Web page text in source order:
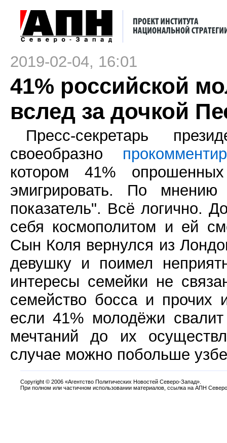
2019-02-04, 16:01
41% российской
вслед за дочкой
Пресс-секретарь
своеобразно
котором 41%
эмигрировать. По
показатель". Всё логично.
себя космополитом и ей
Сын Коля вернулся из
девушку и поимел
интересы семейки не
семейство босса и
если 41% молодёжи
мечтаний до их
случае можно побольше
Copyright © 2006 «Агентство Политических Новостей Северо-Запад».
При полном или частичном использовании материалов, ссылка на АПН